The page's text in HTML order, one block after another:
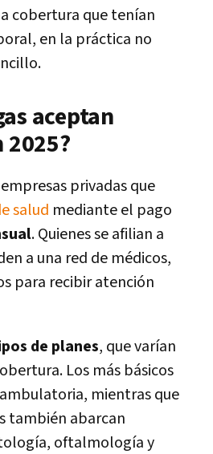
cobertura que tenían
en la práctica no
aceptan
privadas que
salud mediante el pago
. Quienes se afilian a
a una red de médicos,
para recibir atención
de planes, que varían
Los más básicos
mientras que
también abarcan
oftalmología y